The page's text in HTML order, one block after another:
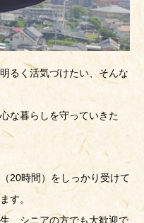
るく活気づけたい、そんな
な暮らしを守っていきた
20時間）をしっかり受けて
す。
、シニアの方でも大歓迎で